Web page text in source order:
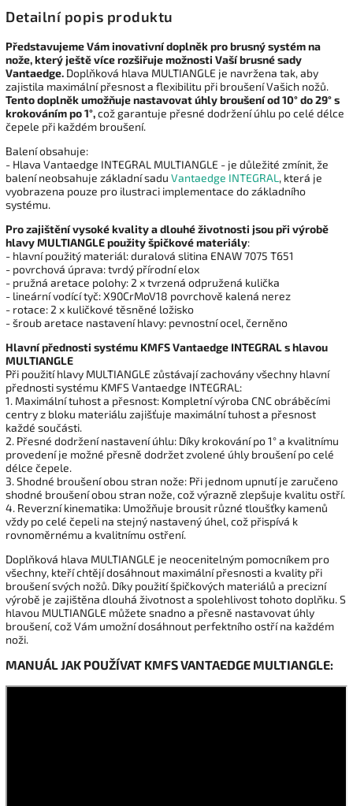
Detailní popis produktu
Představujeme Vám inovativní doplněk pro brusný systém na
nože, který ještě více rozšiřuje možnosti Vaší brusné sady
Vantaedge. Doplňková hlava MULTIANGLE je navržena tak, aby
zajistila maximální přesnost a flexibilitu při broušení Vašich nožů.
Tento doplněk umožňuje nastavovat úhly broušení od 10° do 29° s
krokováním po 1°,což garantuje přesné dodržení úhlu po celé délce
čepele při každém broušení.
Balení obsahuje:
- Hlava Vantaedge INTEGRAL MULTIANGLE - je důležité zmínit, že
balení neobsahuje základní sadu Vantaedge INTEGRAL , která je
vyobrazena pouze pro ilustraci implementace do základního
systému.
Pro zajištění vysoké kvality a dlouhé životnosti jsou při výrobě
hlavy MULTIANGLE použity špičkové materiály:
- hlavní použitý materiál: duralová slitina ENAW 7075 T651
- povrchová úprava: tvrdý přírodní elox
- pružná aretace polohy: 2 x tvrzená odpružená kulička
- lineární vodící tyč: X90CrMoV18 povrchově kalená nerez
- rotace: 2 x kuličkové těsněné ložisko
- šroub aretace nastavení hlavy: pevnostní ocel, černěno
Hlavní přednosti systému KMFS Vantaedge INTEGRAL s hlavou
MULTIANGLE
Při použití hlavy MULTIANGLE zůstávají zachovány všechny hlavní
přednosti systému KMFS Vantaedge INTEGRAL:
1. Maximální tuhost a přesnost: Kompletní výroba CNC obráběcími
centry z bloku materiálu zajišťuje maximální tuhost a přesnost
každé součásti.
2. Přesné dodržení nastavení úhlu: Díky krokování po 1° a kvalitnímu
provedení je možné přesně dodržet zvolené úhly broušení po celé
délce čepele.
3. Shodné broušení obou stran nože: Při jednom upnutí je zaručeno
shodné broušení obou stran nože, což výrazně zlepšuje kvalitu ostří.
4. Reverzní kinematika: Umožňuje brousit různé tloušťky kamenů
vždy po celé čepeli na stejný nastavený úhel, což přispívá k
rovnoměrnému a kvalitnímu ostření.
Doplňková hlava MULTIANGLE je neocenitelným pomocníkem pro
všechny, kteří chtějí dosáhnout maximální přesnosti a kvality při
broušení svých nožů. Díky použití špičkových materiálů a precizní
výrobě je zajištěna dlouhá životnost a spolehlivost tohoto doplňku. S
hlavou MULTIANGLE můžete snadno a přesně nastavovat úhly
broušení, což Vám umožní dosáhnout perfektního ostří na každém
noži.
MANUÁL JAK POUŽÍVAT KMFS VANTAEDGE MULTIANGLE: